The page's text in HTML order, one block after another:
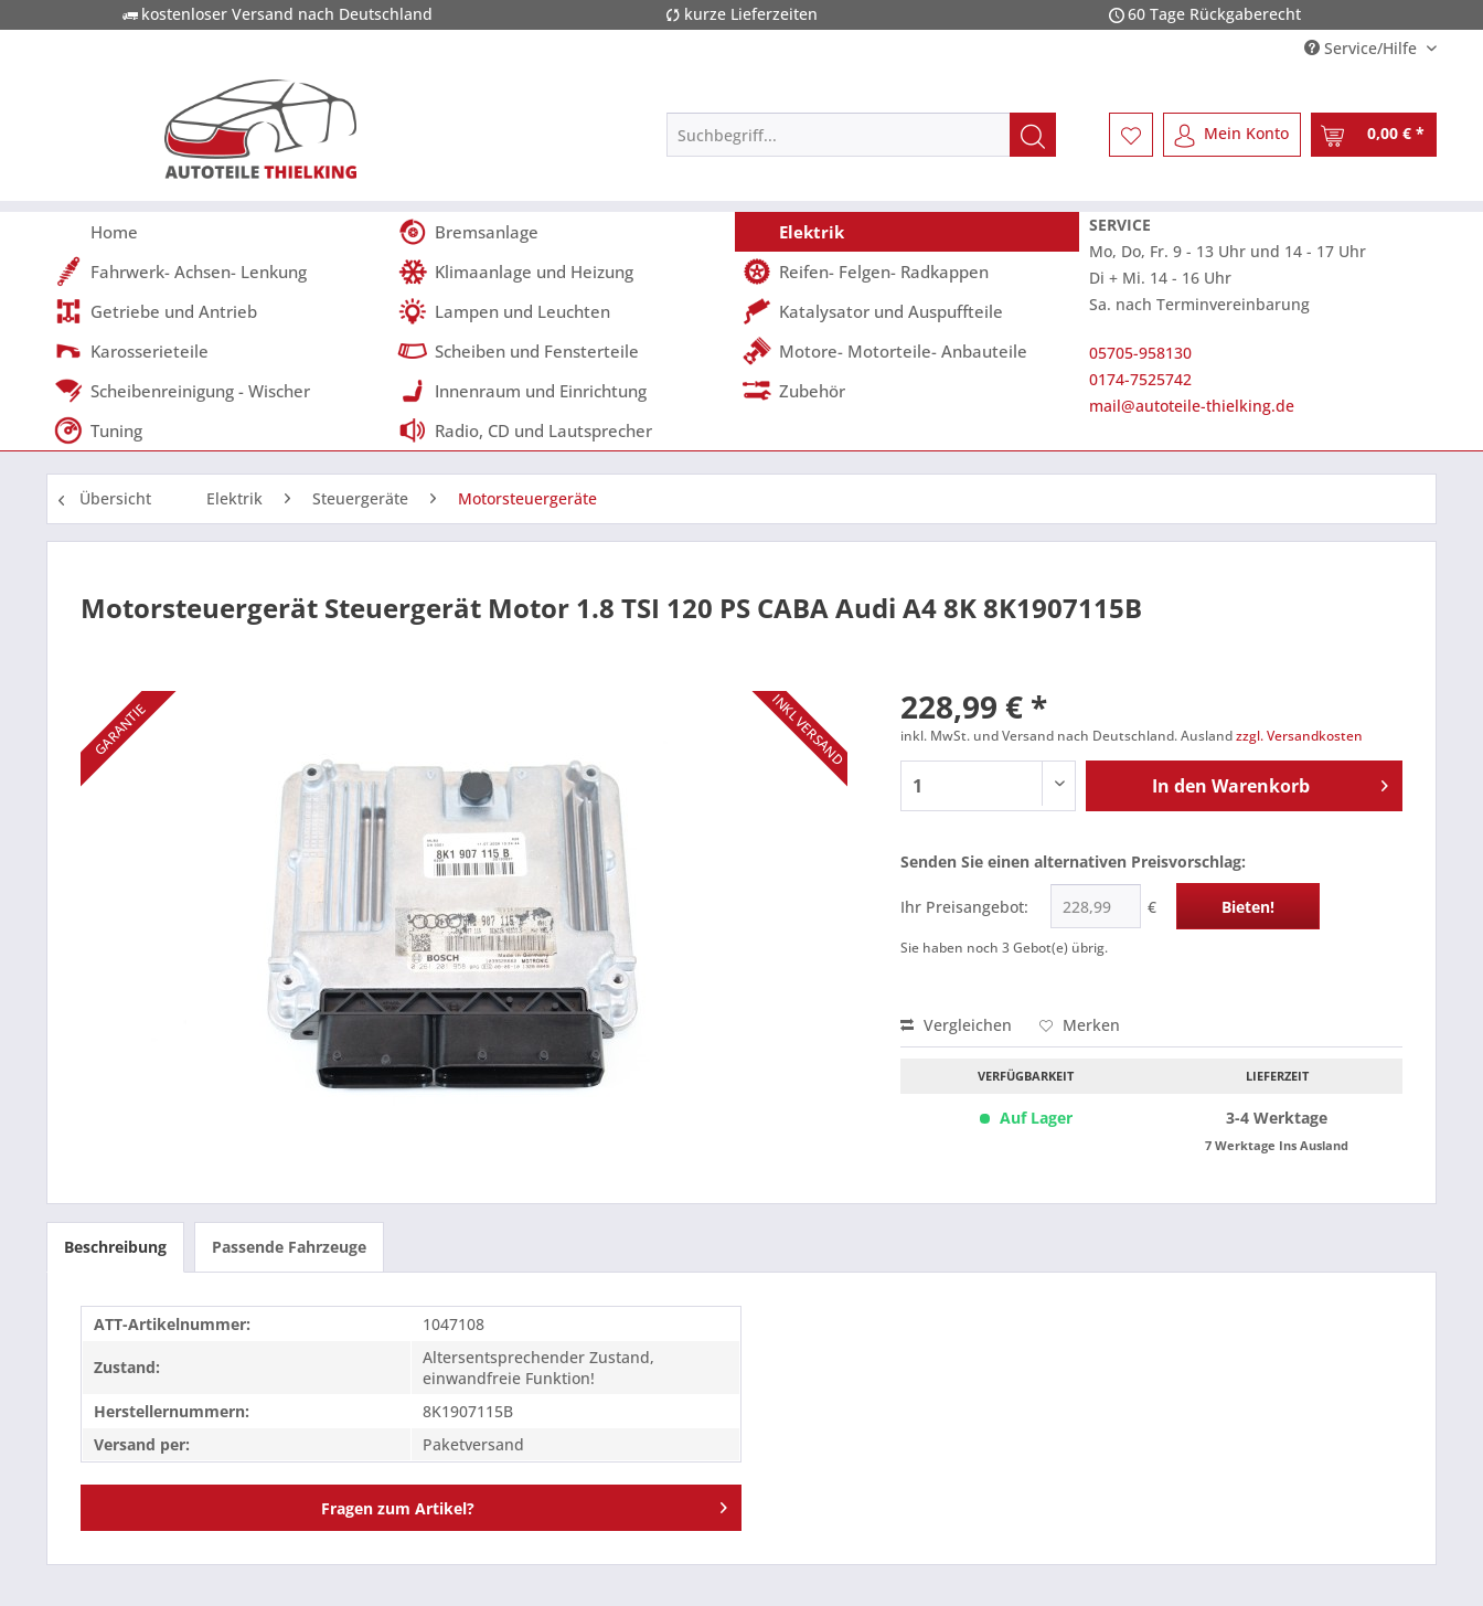
kostenloser Versand nach Deutschland kurze Lieferzeiten
60 Tage Rückgaberecht
Service/Hilfe
Mein Konto 0,00 € *
Home Bremsanlage
Elektrik
Fahrwerk- Achsen- Lenkung
Klimaanlage und Heizung
Reifen- Felgen- Radkappen
Getriebe und Antrieb
Lampen und Leuchten
Katalysator und Auspuffteile
Karosserieteile
Scheiben und Fensterteile
Motore- Motorteile- Anbauteile
Scheibenreinigung - Wischer
Innenraum und Einrichtung
Zubehör
Tuning
Radio, CD und Lautsprecher
SERVICE
Mo, Do, Fr. 9 - 13 Uhr und 14 - 17 Uhr
Di + Mi. 14 - 16 Uhr
Sa. nach Terminvereinbarung
05705-958130
0174-7525742
mail@autoteile-thielking.de
Übersicht Elektrik Steuergeräte Motorsteuergeräte
Motorsteuergerät Steuergerät Motor 1.8 TSI 120 PS CABA Audi A4 8K 8K1907115B
GARANTIE INKL VERSAND 228,99 € *
inkl. MwSt. und Versand nach Deutschland. Auslandzzgl. Versandkosten
In den Warenkorb
Senden Sie einen alternativen Preisvorschlag:
Ihr Preisangebot: € Bieten!
Sie haben noch 3Gebot(e) übrig.
Vergleichen Merken
VERFÜGBARKEIT
Auf Lager
LIEFERZEIT
3-4 Werktage
7 Werktage Ins Ausland
Beschreibung Passende Fahrzeuge
ATT-Artikelnummer: 1047108
Zustand:
Altersentsprechender Zustand,
einwandfreie Funktion!
Herstellernummern:
8K1907115B
Versand per:
Paketversand
Fragen zum Artikel?